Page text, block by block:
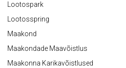
Lootospark
Lootosspring
Maakond
Maakondade Maavõistlus
Maakonna Karikavõistlused